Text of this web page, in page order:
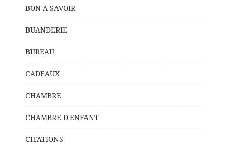
BON A SAVOIR
BUANDERIE
BUREAU
CADEAUX
CHAMBRE
CHAMBRE D'ENFANT
CITATIONS